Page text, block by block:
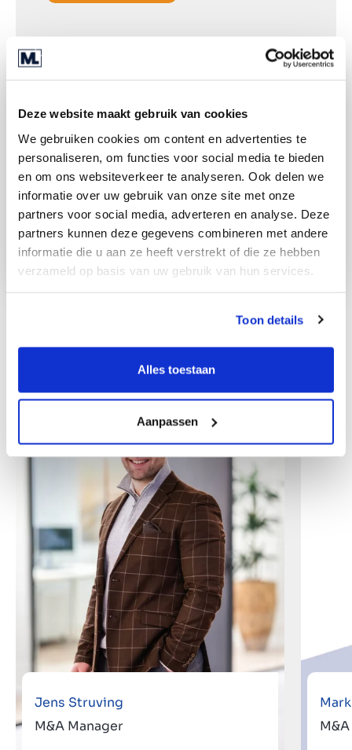
Deze website maakt gebruik van cookies
We gebruiken cookies om content en advertenties te
personaliseren, om functies voor social media te bieden
en om ons websiteverkeer te analyseren. Ook delen we
informatie over uw gebruik van onze site met onze
partners voor social media, adverteren en analyse. Deze
partners kunnen deze gegevens combineren met andere
informatie die u aan ze heeft verstrekt of die ze hebben
verzameld op basis van uw gebruik van hun services.
Toon details
Alles toestaan
Aanpassen
Ostali zaposlenici
Jens Struving
M&A Manager